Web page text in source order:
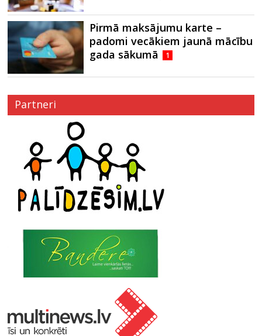
Pirmā maksājumu karte –
padomi vecākiem jaunā mācību
gada sākumā
1
Partneri